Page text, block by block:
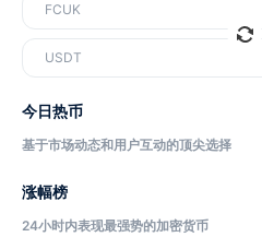
FCUK
USDT
今日热币
基于市场动态和用户互动的顶尖选择
涨幅榜
24小时内表现最强势的加密货币